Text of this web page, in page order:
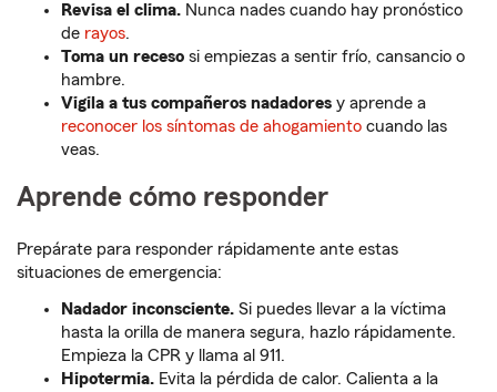
Revisa el clima. Nunca nades cuando hay pronóstico
de rayos.
Toma un receso si empiezas a sentir frío, cansancio o
hambre.
Vigila a tus compañeros nadadores y aprende a
reconocer los síntomas de ahogamiento cuando las
veas.
Aprende cómo responder
Prepárate para responder rápidamente ante estas
situaciones de emergencia:
Nadador inconsciente. Si puedes llevar a la víctima
hasta la orilla de manera segura, hazlo rápidamente.
Empieza la CPR y llama al 911.
Hipotermia. Evita la pérdida de calor. Calienta a la